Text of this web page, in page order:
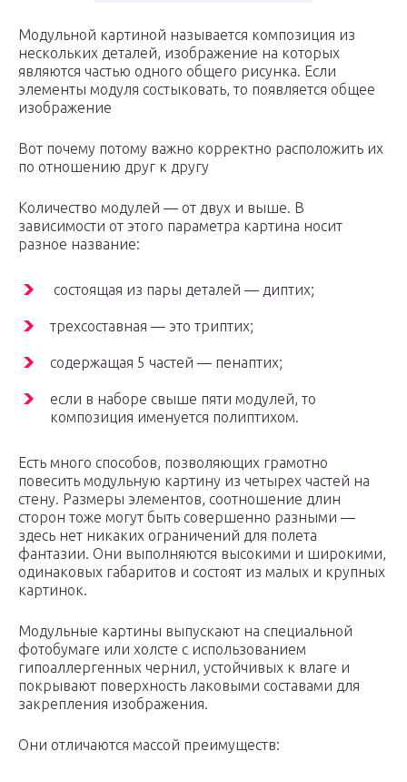
Модульной картиной называется композиция из
нескольких деталей, изображение на которых
являются частью одного общего рисунка. Если
элементы модуля состыковать, то появляется общее
изображение
Вот почему потому важно корректно расположить их
по отношению друг к другу
Количество модулей — от двух и выше. В
зависимости от этого параметра картина носит
разное название:
состоящая из пары деталей — диптих;
трехсоставная — это триптих;
содержащая 5 частей — пенаптих;
если в наборе свыше пяти модулей, то
композиция именуется полиптихом.
Есть много способов, позволяющих грамотно
повесить модульную картину из четырех частей на
стену. Размеры элементов, соотношение длин
сторон тоже могут быть совершенно разными —
здесь нет никаких ограничений для полета
фантазии. Они выполняются высокими и широкими,
одинаковых габаритов и состоят из малых и крупных
картинок.
Модульные картины выпускают на специальной
фотобумаге или холсте с использованием
гипоаллергенных чернил, устойчивых к влаге и
покрывают поверхность лаковыми составами для
закрепления изображения.
Они отличаются массой преимуществ: